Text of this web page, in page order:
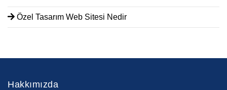
Özel Tasarım Web Sitesi Nedir
Hakkımızda